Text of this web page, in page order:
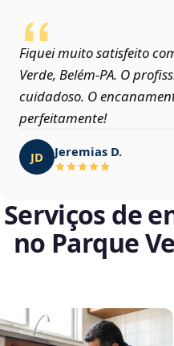
Fiquei muito satisfeito
Verde, Belém‑PA. O
cuidadoso. O
perfeitamente!
JD Jeremias D.
Serviços de
no Parque